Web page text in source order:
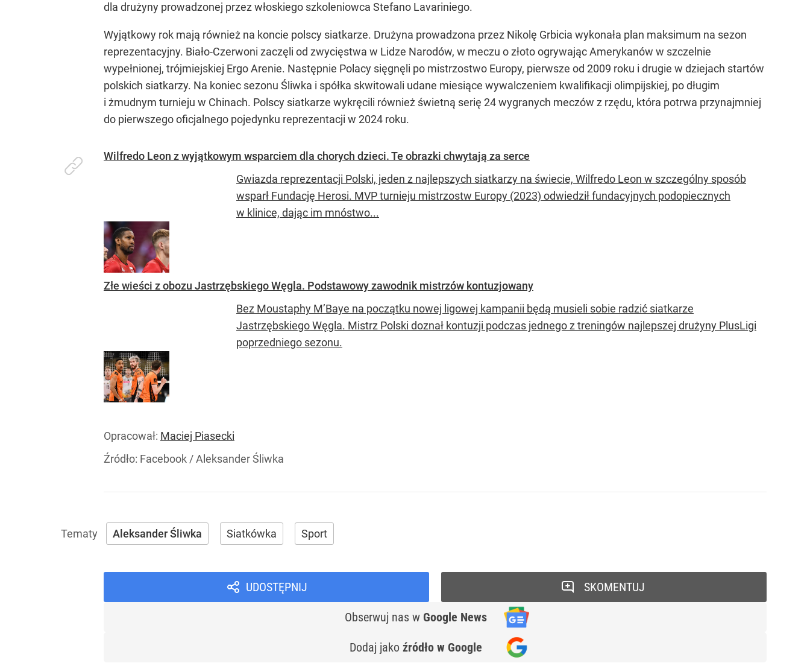
dla drużyny prowadzonej przez włoskiego szkoleniowca Stefano Lavariniego.
Wyjątkowy rok mają również na koncie polscy siatkarze. Drużyna prowadzona przez Nikolę Grbicia wykonała plan maksimum na sezon
reprezentacyjny. Biało-Czerwoni zaczęli od zwycięstwa w Lidze Narodów, w meczu o złoto ogrywając Amerykanów w szczelnie
wypełnionej, trójmiejskiej Ergo Arenie. Następnie Polacy sięgnęli po mistrzostwo Europy, pierwsze od 2009 roku i drugie w dziejach startów
polskich siatkarzy. Na koniec sezonu Śliwka i spółka skwitowali udane miesiące wywalczeniem kwalifikacji olimpijskiej, po długim
i żmudnym turnieju w Chinach. Polscy siatkarze wykręcili również świetną serię 24 wygranych meczów z rzędu, która potrwa przynajmniej
do pierwszego oficjalnego pojedynku reprezentacji w 2024 roku.
Wilfredo Leon z wyjątkowym wsparciem dla chorych dzieci. Te obrazki chwytają za serce
Gwiazda reprezentacji Polski, jeden z najlepszych siatkarzy na świecie, Wilfredo Leon w szczególny sposób
wsparł Fundację Herosi. MVP turnieju mistrzostw Europy (2023) odwiedził fundacyjnych podopiecznych
w klinice, dając im mnóstwo...
Złe wieści z obozu Jastrzębskiego Węgla. Podstawowy zawodnik mistrzów kontuzjowany
Bez Moustaphy M’Baye na początku nowej ligowej kampanii będą musieli sobie radzić siatkarze
Jastrzębskiego Węgla. Mistrz Polski doznał kontuzji podczas jednego z treningów najlepszej drużyny PlusLigi
poprzedniego sezonu.
Opracował: Maciej Piasecki
Źródło: Facebook /Aleksander Śliwka
Aleksander Śliwka Siatkówka Sport
UDOSTĘPNIJ
Obserwuj nas w Google News
Dodaj jako źródło w Google
SKOMENTUJ